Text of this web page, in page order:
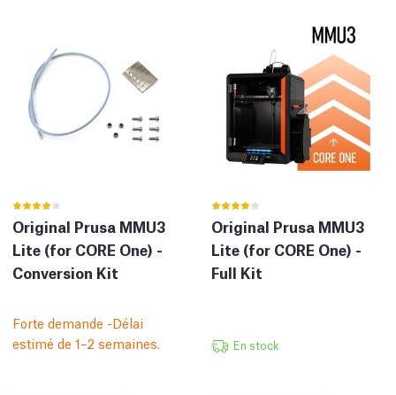
Original Prusa MMU3
Lite (for CORE One) -
Conversion Kit
Forte demande -Délai
estimé de 1–2 semaines.
Original Prusa MMU3
Lite (for CORE One) -
Full Kit
En stock